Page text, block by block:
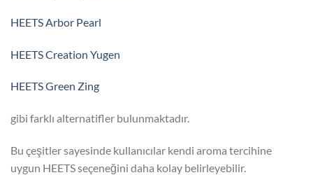
HEETS Arbor Pearl
HEETS Creation Yugen
HEETS Green Zing
gibi farklı alternatifler bulunmaktadır.
Bu çeşitler sayesinde kullanıcılar kendi aroma tercihine
uygun HEETS seçeneğini daha kolay belirleyebilir.